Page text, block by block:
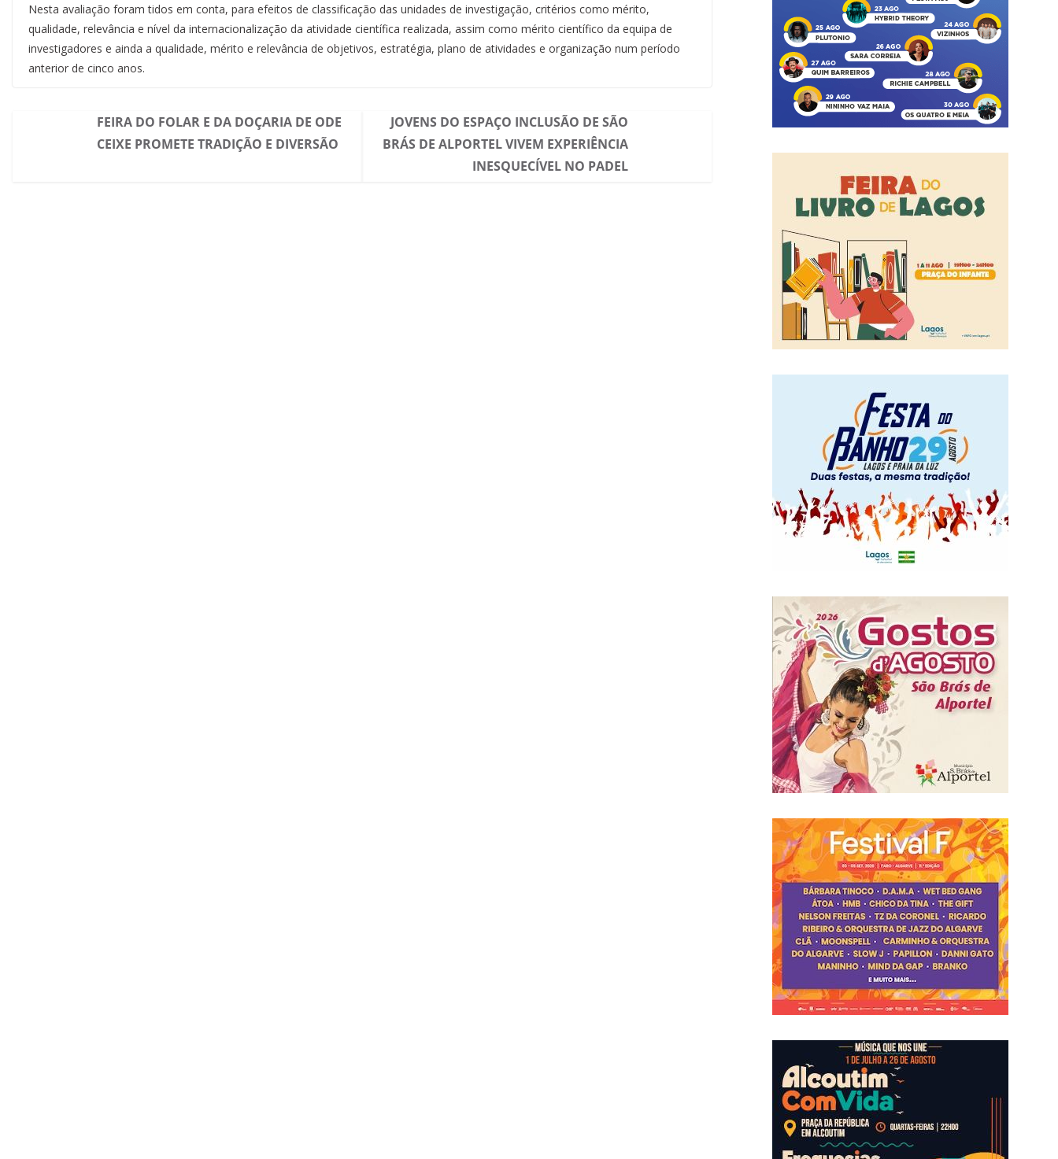
Nesta avaliação foram tidos em conta, para efeitos de classificação das unidades de investigação, critérios como mérito,
qualidade, relevância e nível da internacionalização da atividade científica realizada, assim como mérito científico da equipa de
investigadores e ainda a qualidade, mérito e relevância de objetivos, estratégia, plano de atividades e organização num período
anterior de cinco anos.
FEIRA DO FOLAR E DA DOÇARIA DE ODE
CEIXE PROMETE TRADIÇÃO E DIVERSÃO
JOVENS DO ESPAÇO INCLUSÃO DE SÃO
BRÁS DE ALPORTEL VIVEM EXPERIÊNCIA
INESQUECÍVEL NO PADEL